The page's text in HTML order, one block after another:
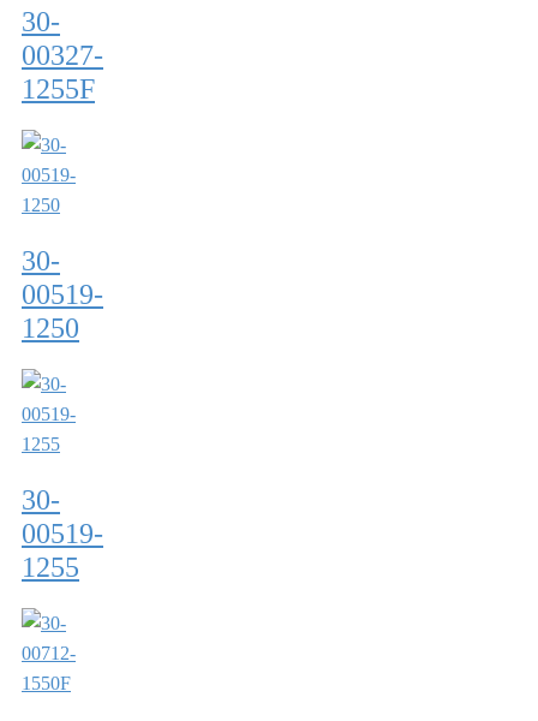
30-
00327-
1255F
30-
00519-
1250
30-
00519-
1255